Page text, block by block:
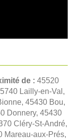
de : 45520
Lailly-en-Val,
45430 Bou,
Donnery, 45430
Cléry-St-André,
Mareau-aux-Prés,